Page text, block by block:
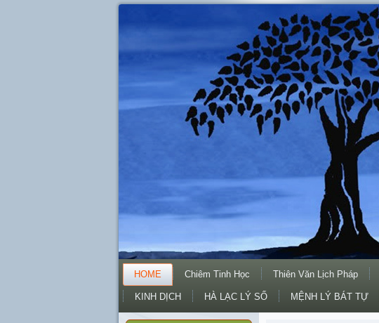
HOME Chiêm Tinh Học Thiên Văn Lịch Pháp
KINH DỊCH HÀ LẠC LÝ SỐ MỆNH LÝ BÁT TỰ